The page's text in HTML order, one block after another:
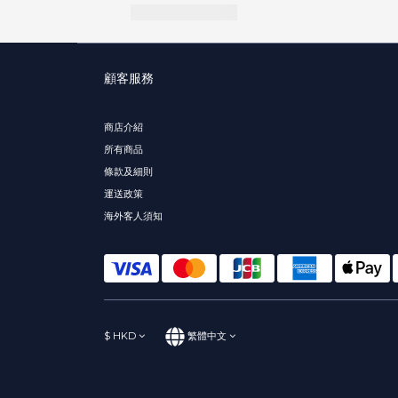
顧客服務
商店介紹
所有商品
條款及細則
運送政策
海外客人須知
$ HKD 繁體中文